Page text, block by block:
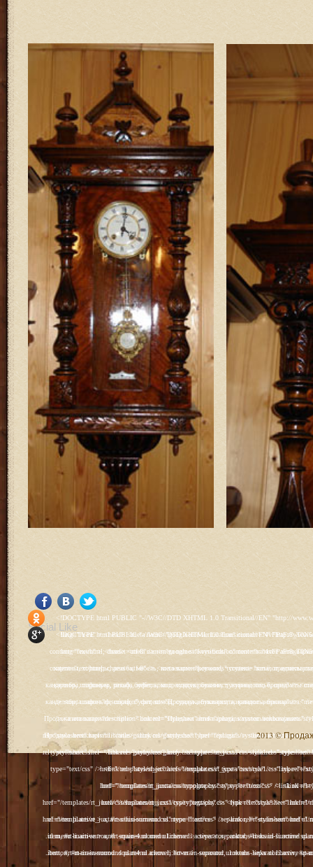
<!DOCTYPE html PUBLIC "-//W3C//DTD XHTML 1.0 Transitional//EN" "http://www.w3.org/TR/xhtml1/DTD/xhtml1-transitional.dtd"> <html xmlns="http://www.w3.org/1999/xhtml" xml:lang="ru-ru" lang="ru-ru" > <head> <meta name="google-site-verification" content="4vFPaFr8_T0N5uYcY4vh3M1DtIkbIJH6yDV7_NDqfJc" /> <base href="http://antik.1kzn.ru/" /> <meta http-equiv="content-type" content="text/html; charset=utf-8" /> <meta name="keywords" content="каталог антиквариат, часы продажа, старинные часы, напольные часы, настенные часы, каминные часы, мебель, старинные люстры, картины, торшеры, резьба, мебель, коллекционирование, чугунное литьё, предметы старины, реставрация, интерьер, модерн, классицизм, кресло, диван, мозаика, гарнитур, дуб, зеркало, светильник, канделябр, шифоньер, шкаф, буфет, комод, сундук, букинист, жирандоль, бронза" /> <meta name="rights" content="Продажа антиквариата http://antik.1kzn.ru" /> <meta name="author" content="Super User" /> <meta name="description" content="Продажа антиквариата, каталог антиквариата." /> <meta name="generator" content="Joomla! - Open Source Content Management" /> <title>Каталог антиквариата - Продажа антиквариата </title> <link rel="stylesheet" href="/plugins/system/rokbox/assets/styles/rokbox.css" type="text/css" /> <link rel="stylesheet" href="/libraries/gantry/css/grid-12.css" type="text/css" /> <link rel="stylesheet" href="/libraries/gantry/css/gantry.css" type="text/css" /> <link rel="stylesheet" href="/libraries/gantry/css/joomla.css" type="text/css" /> <link rel="stylesheet" href="/templates/rt_juxta/css/joomla.css" type="text/css" /> <link rel="stylesheet" href="/templates/rt_juxta/css/style1.css" type="text/css" /> <link rel="stylesheet" href="/templates/rt_juxta/css/demo-styles.css" type="text/css" /> <link rel="stylesheet" href="/templates/rt_juxta/css/template.css" type="text/css" /> <link rel="stylesheet" href="/templates/rt_juxta/css/template-firefox.css" type="text/css" /> <link rel="stylesheet" href="/templates/rt_juxta/css/typography.css" type="text/css" /> <link rel="stylesheet" href="/templates/rt_juxta/css/backgrounds.css" type="text/css" /> <link rel="stylesheet" href="/templates/rt_juxta/css/fusionmenu.css" type="text/css" /> <link rel="stylesheet" href="/modules/mod_roknewspager/themes/light/roknewspager.css" type="text/css" /> <style type="text/css"> #rt-main-surround ul.menu li.active > a, #rt-main-surround ul.menu li.active > .separator, #rt-main-surround ul.menu li.active > .item, #rt-main-surround .square4 ul.menu li:hover > a, #rt-main-surround .square4 ul.menu li:hover > .item, #rt-main-surround .square4 ul.menu li:hover > .separator, .roktabs-links ul li.active span, .menutop li:hover > .item, .menutop li.f-menuparent-itemfocus .item, .menutop li.active > .item {color:#660000;} a, .button, #rt-main-surround ul.menu a:hover, #rt-main-surround ul.menu .separator:hover, #rt-main-surround ul.menu .item:hover, .title1 .module-title .title, #rt-main .item_add:link, #rt-main .item_add:visited, #rt-main .simpleCart_empty:link, #rt-main .simpleCart_empty:visited, #rt-main .simpleCart_checkout:link, #rt-main .simpleCart_checkout:visited {color:#660000;} body #rt-logo {width:400px;height:200px;} </style> <script src="/media/system/js/mootools-core.js" type="text/javascript"></script> <script src="/media/system/js/core.js" type="text/javascript"></script> <script src="/media/
<!DOCTYPE html PUBLIC "-//W3C//DTD XHTML 1.0 Transitional//EN" "http://www.w3.org/TR/xhtml1/DTD/xhtml1-transitional.dtd"> <html xmlns="http://www.w3.org/1999/xhtml" xml:lang="ru-ru" lang="ru-ru" > <head> <meta name="google-site-verification" content="4vFPaFr8_T0N5uYcY4vh3M1DtIkbIJH6yDV7_NDqfJc" /> <base href="http://antik.1kzn.ru/" /> <meta http-equiv="content-type" content="text/html; charset=utf-8" /> <meta name="keywords" content="каталог антиквариат, часы продажа, старинные часы, напольные часы, настенные часы, каминные часы, мебель, старинные люстры, картины, торшеры, резьба, мебель, коллекционирование, чугунное литьё, предметы старины, реставрация, интерьер, модерн, классицизм, кресло, диван, мозаика, гарнитур, дуб, зеркало, светильник, канделябр, шифоньер, шкаф, буфет, комод, сундук, букинист, жирандоль, бронза" /> <meta name="rights" content="Продажа антиквариата http://antik.1kzn.ru" /> <meta name="author" content="Super User" /> <meta name="description" content="Продажа антиквариата, каталог антиквариата." /> <meta name="generator" content="Joomla! - Open Source Content Management" /> <title>Каталог антиквариата - Продажа антиквариата </title> <link rel="stylesheet" href="/plugins/system/rokbox/assets/styles/rokbox.css" type="text/css" /> <link rel="stylesheet" href="/libraries/gantry/css/grid-12.css" type="text/css" /> <link rel="stylesheet" href="/libraries/gantry/css/gantry.css" type="text/css" /> <link rel="stylesheet" href="/libraries/gantry/css/joomla.css" type="text/css" /> <link rel="stylesheet" href="/templates/rt_juxta/css/joomla.css" type="text/css" /> <link rel="stylesheet" href="/templates/rt_juxta/css/style1.css" type="text/css" /> <link rel="stylesheet" href="/templates/rt_juxta/css/demo-styles.css" type="text/css" /> <link rel="stylesheet" href="/templates/rt_juxta/css/template.css" type="text/css" /> <link rel="stylesheet" href="/templates/rt_juxta/css/template-firefox.css" type="text/css" /> <link rel="stylesheet" href="/templates/rt_juxta/css/typography.css" type="text/css" /> <link rel="stylesheet" href="/templates/rt_juxta/css/backgrounds.css" type="text/css" /> <link rel="stylesheet" href="/templates/rt_juxta/css/fusionmenu.css" type="text/css" /> <link rel="stylesheet" href="/modules/mod_roknewspager/themes/light/roknewspager.css" type="text/css" /> <style type="text/css"> #rt-main-surround ul.menu li.active > a, #rt-main-surround ul.menu li.active > .separator, #rt-main-surround ul.menu li.active > .item, #rt-main-surround .square4 ul.menu li:hover > a, #rt-main-surround .square4 ul.menu li:hover > .item, #rt-main-surround .square4 ul.menu li:hover > .separator, .roktabs-links ul li.active span, .menutop li:hover > .item, .menutop li.f-menuparent-itemfocus .item, .menutop li.active > .item {color:#660000;} a, .button, #rt-main-surround ul.menu a:hover, #rt-main-surround ul.menu .separator:hover, #rt-main-surround ul.menu .item:hover, .title1 .module-title .title, #rt-main .item_add:link, #rt-main .item_add:visited, #rt-main .simpleCart_empty:link, #rt-main .simpleCart_empty:visited, #rt-main .simpleCart_checkout:link, #rt-main .simpleCart_checkout:visited {color:#660000;} body #rt-logo {width:400px;height:200px;} </style> <script src="/media/system/js/mootools-core.js" type="text/javascript"></script> <script src="/media/system/js/core.js" type="text/javascript"></script> <script src="/media/
Social Like
2013 ©